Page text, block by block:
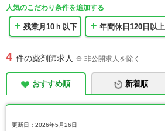
人気のこだわり条件を追加する
残業月10ｈ以下 年間休日120日以上
4 件の薬剤師求人 ※ 非公開求人を除く
おすすめ順 新着順
更新日：2026年5月26日